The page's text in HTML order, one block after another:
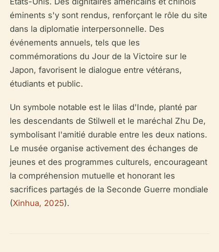
éminents s'y sont rendus, renforçant le rôle du site
dans la diplomatie interpersonnelle. Des
événements annuels, tels que les
commémorations du Jour de la Victoire sur le
Japon, favorisent le dialogue entre vétérans,
étudiants et public.
Un symbole notable est le lilas d'Inde, planté par
les descendants de Stilwell et le maréchal Zhu De,
symbolisant l'amitié durable entre les deux nations.
Le musée organise activement des échanges de
jeunes et des programmes culturels, encourageant
la compréhension mutuelle et honorant les
sacrifices partagés de la Seconde Guerre mondiale
(Xinhua, 2025).